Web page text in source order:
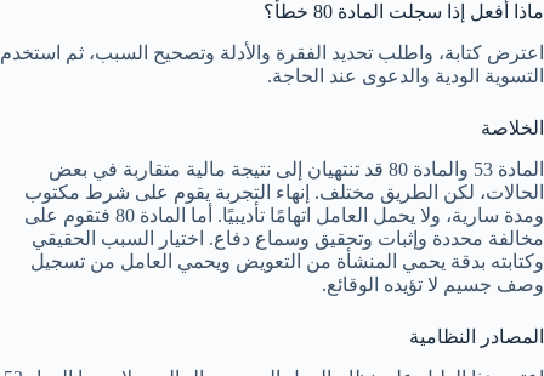
ماذا أفعل إذا سجلت المادة 80 خطأ؟
اعترض كتابة، واطلب تحديد الفقرة والأدلة وتصحيح السبب، ثم استخدم
التسوية الودية والدعوى عند الحاجة.
الخلاصة
المادة 53 والمادة 80 قد تنتهيان إلى نتيجة مالية متقاربة في بعض
الحالات، لكن الطريق مختلف. إنهاء التجربة يقوم على شرط مكتوب
ومدة سارية، ولا يحمل العامل اتهامًا تأديبيًا. أما المادة 80 فتقوم على
مخالفة محددة وإثبات وتحقيق وسماع دفاع. اختيار السبب الحقيقي
وكتابته بدقة يحمي المنشأة من التعويض ويحمي العامل من تسجيل
وصف جسيم لا تؤيده الوقائع.
المصادر النظامية